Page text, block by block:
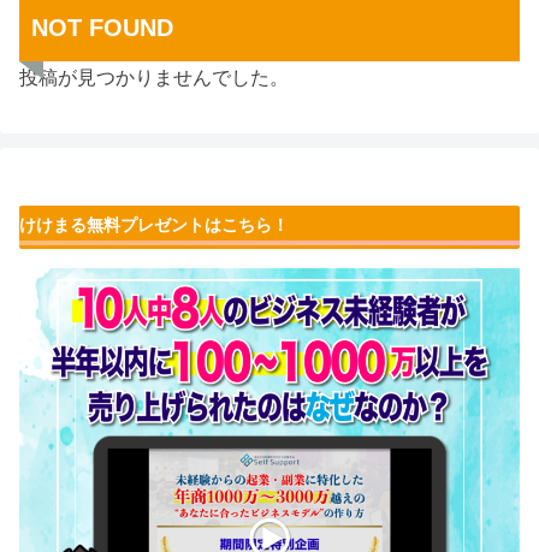
NOT FOUND
投稿が見つかりませんでした。
けけまる無料プレゼントはこちら！